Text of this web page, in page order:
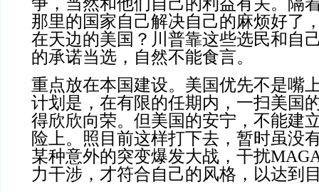
那里的国家自己解决自己的麻烦好了
在天边的美国？川普靠这些选民和自
的承诺当选，自然不能食言。
重点放在本国建设。美国优先不是嘴
计划是，在有限的任期内，一扫美国
得欣欣向荣。但美国的安宁，不能建
险上。照目前这样打下去，暂时虽没
某种意外的突变爆发大战，干扰
力干涉，才符合自己的风格，以达到